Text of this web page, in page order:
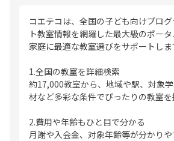
コエテコは、全国の子ども向けプロ
ト教室情報を網羅した最大級のポー
家庭に最適な教室選びをサポートしま
1.全国の教室を詳細検索
約17,000教室から、地域や駅、対象
材など多彩な条件でぴったりの教室を
2.費用や年齢もひと目で分かる
月謝や入会金、対象年齢等が分かり